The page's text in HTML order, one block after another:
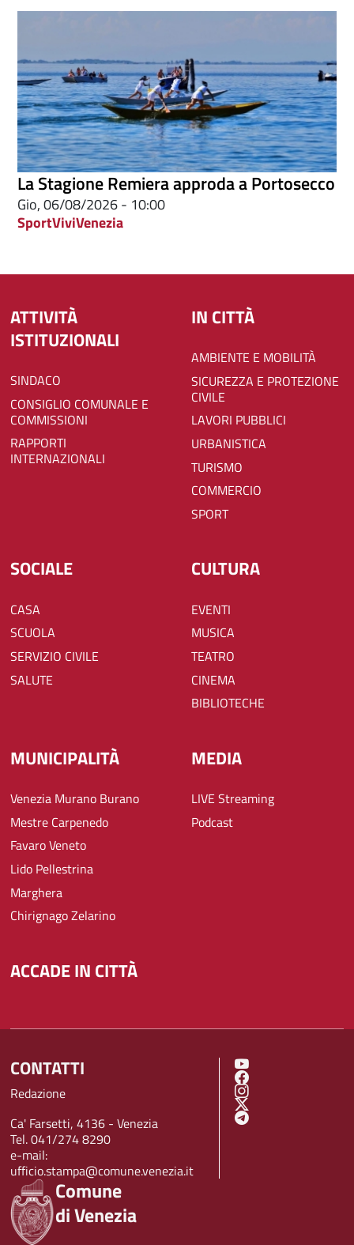
La Stagione Remiera approda a Portosecco
Gio, 06/08/2026 - 10:00
SportViviVenezia
ATTIVITÀ
ISTITUZIONALI
SINDACO
CONSIGLIO COMUNALE E
COMMISSIONI
RAPPORTI
INTERNAZIONALI
IN CITTÀ
AMBIENTE E MOBILITÀ
SICUREZZA E PROTEZIONE
CIVILE
LAVORI PUBBLICI
URBANISTICA
TURISMO
COMMERCIO
SPORT
SOCIALE
CASA
SCUOLA
SERVIZIO CIVILE
SALUTE
CULTURA
EVENTI
MUSICA
TEATRO
CINEMA
BIBLIOTECHE
MUNICIPALITÀ
Venezia Murano Burano
Mestre Carpenedo
Favaro Veneto
Lido Pellestrina
Marghera
Chirignago Zelarino
MEDIA
LIVE Streaming
Podcast
ACCADE IN CITTÀ
Comune
di Venezia
CONTATTI
Redazione
Ca' Farsetti, 4136 - Venezia
Tel. 041/274 8290
e-mail:
ufficio.stampa@comune.venezia.it
SOCIAL MENU